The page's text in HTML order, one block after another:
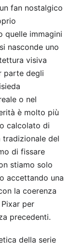
fan nostalgico
quelle immagini
nasconde uno
visiva
parte degli
o nel
è molto più
calcolato di
del
di fissare
stiamo solo
accettando una
la coerenza
per
precedenti.
della serie